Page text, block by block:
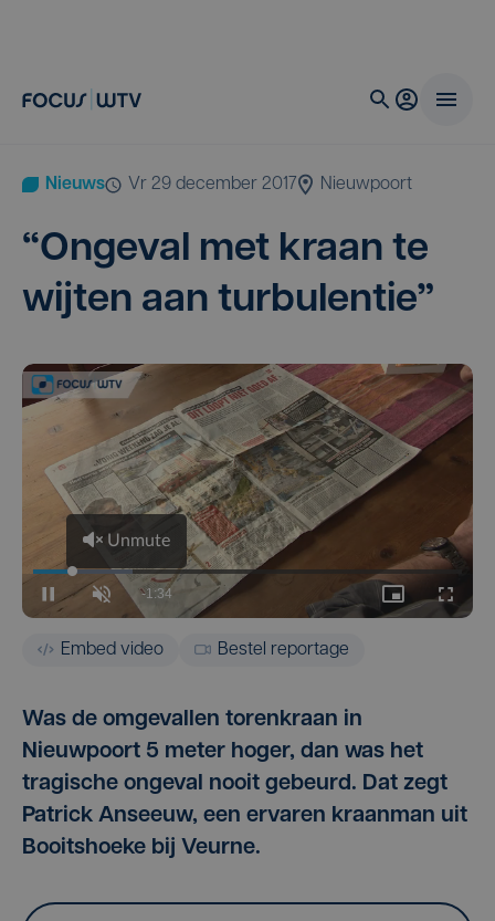
Nieuws vr 29 december 2017 Nieuwpoort
“Onge­val met kraan te
wij­ten aan turbulentie”
Embed video Bestel reportage
Was de omgevallen torenkraan in
Nieuwpoort 5 meter hoger, dan was het
tragische ongeval nooit gebeurd. Dat zegt
Patrick Anseeuw, een ervaren kraanman uit
Booitshoeke bij Veurne.